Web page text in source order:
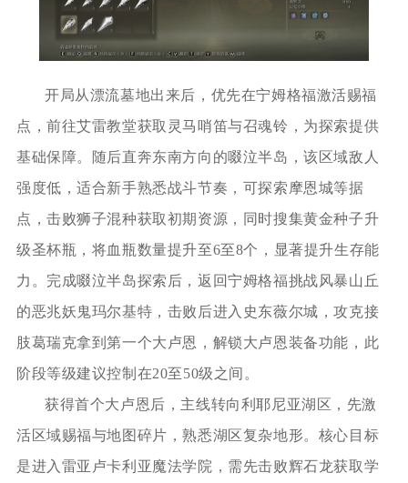
开局从漂流墓地出来后，优先在宁姆格福激活赐福
点，前往艾雷教堂获取灵马哨笛与召魂铃，为探索提供
基础保障。随后直奔东南方向的啜泣半岛，该区域敌人
强度低，适合新手熟悉战斗节奏，可探索摩恩城等据
点，击败狮子混种获取初期资源，同时搜集黄金种子升
级圣杯瓶，将血瓶数量提升至6至8个，显著提升生存能
力。完成啜泣半岛探索后，返回宁姆格福挑战风暴山丘
的恶兆妖鬼玛尔基特，击败后进入史东薇尔城，攻克接
肢葛瑞克拿到第一个大卢恩，解锁大卢恩装备功能，此
阶段等级建议控制在20至50级之间。
获得首个大卢恩后，主线转向利耶尼亚湖区，先激
活区域赐福与地图碎片，熟悉湖区复杂地形。核心目标
是进入雷亚卢卡利亚魔法学院，需先击败辉石龙获取学